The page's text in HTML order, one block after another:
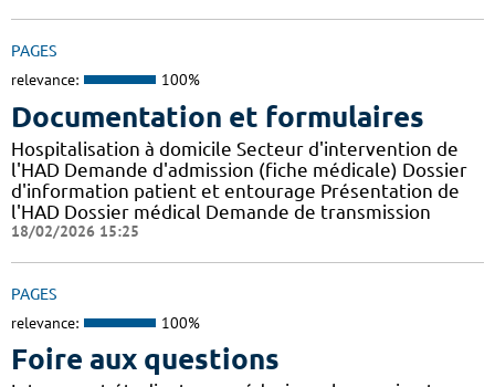
PAGES
relevance: 100%
Documentation et formulaires
Hospitalisation à domicile Secteur d'intervention de
l'HAD Demande d'admission (fiche médicale) Dossier
d'information patient et entourage Présentation de
l'HAD Dossier médical Demande de transmission
18/02/2026 15:25
PAGES
relevance: 100%
Foire aux questions